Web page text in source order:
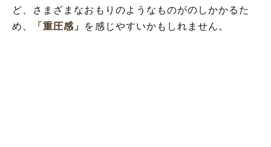
ど、さまざまなおもりのようなものがのしかかるた
め、
「重圧感」 を感じやすいかもしれません。